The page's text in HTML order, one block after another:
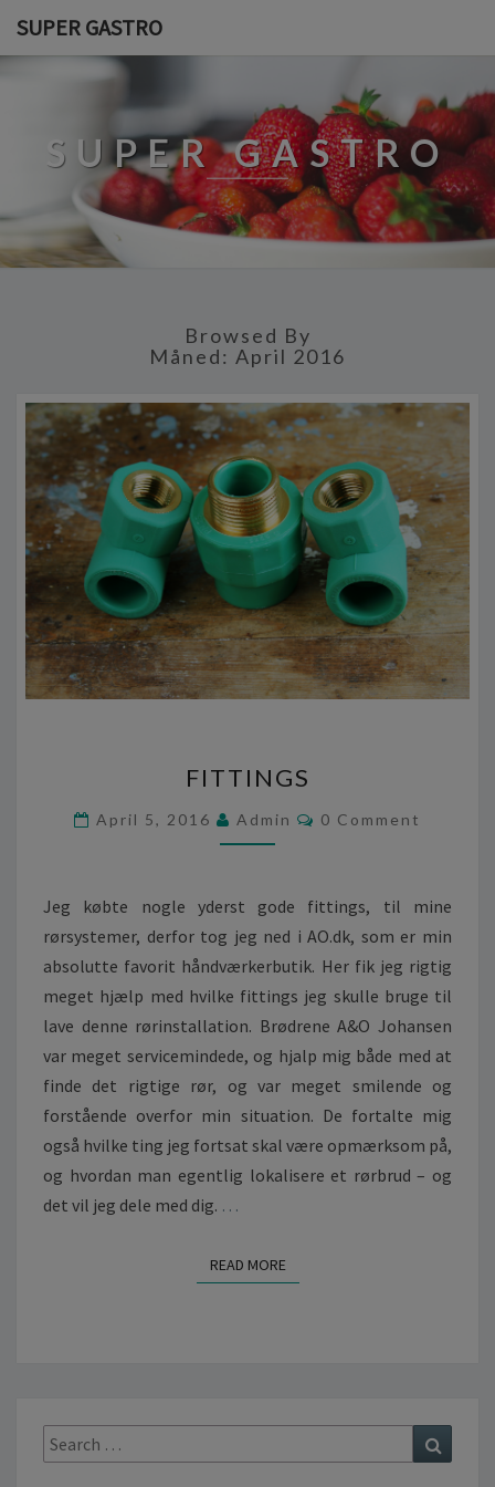
SUPER GASTRO
SUPER GASTRO
Browsed By
Måned: April 2016
T
I
G
FITTINGS
April 5, 2016 Admin
C
O
N
T
S
0 Comment
Jeg købte nogle yderst gode fittings, til mine
rørsystemer, derfor tog jeg ned i AO.dk, som er min
absolutte favorit håndværkerbutik. Her fik jeg rigtig
meget hjælp med hvilke fittings jeg skulle bruge til
lave denne rørinstallation. Brødrene A&O Johansen
var meget servicemindede, og hjalp mig både med at
finde det rigtige rør, og var meget smilende og
forstående overfor min situation. De fortalte mig
også hvilke ting jeg fortsat skal være opmærksom på,
og hvordan man egentlig lokalisere et rørbrud – og
det vil jeg dele med dig. …
READ MOREREAD MORE
Search
for: